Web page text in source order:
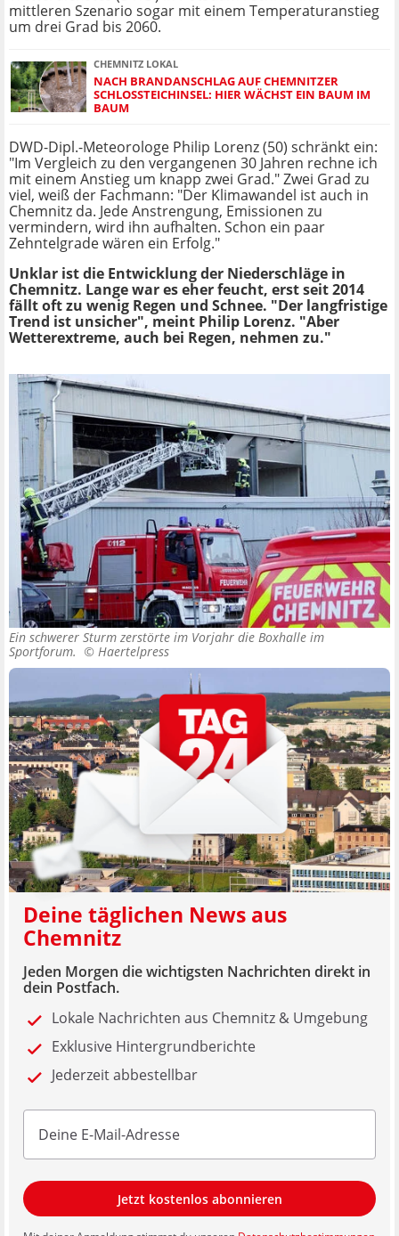
mittleren Szenario sogar mit einem Temperaturanstieg
um drei Grad bis 2060.
CHEMNITZ LOKAL
NACH BRANDANSCHLAG AUF CHEMNITZER
SCHLOSSTEICHINSEL: HIER WÄCHST EIN BAUM IM
BAUM
DWD-Dipl.-Meteorologe Philip Lorenz (50) schränkt ein:
"Im Vergleich zu den vergangenen 30 Jahren rechne ich
mit einem Anstieg um knapp zwei Grad." Zwei Grad zu
viel, weiß der Fachmann: "Der Klimawandel ist auch in
Chemnitz da. Jede Anstrengung, Emissionen zu
vermindern, wird ihn aufhalten. Schon ein paar
Zehntelgrade wären ein Erfolg."
Unklar ist die Entwicklung der Niederschläge in
Chemnitz. Lange war es eher feucht, erst seit 2014
fällt oft zu wenig Regen und Schnee. "Der langfristige
Trend ist unsicher", meint Philip Lorenz. "Aber
Wetterextreme, auch bei Regen, nehmen zu."
Ein schwerer Sturm zerstörte im Vorjahr die Boxhalle im
Sportforum. © Haertelpress
Deine täglichen News aus
Chemnitz
Jeden Morgen die wichtigsten Nachrichten direkt in
dein Postfach.
Lokale Nachrichten aus Chemnitz & Umgebung
Exklusive Hintergrundberichte
Jederzeit abbestellbar
Jetzt kostenlos abonnieren